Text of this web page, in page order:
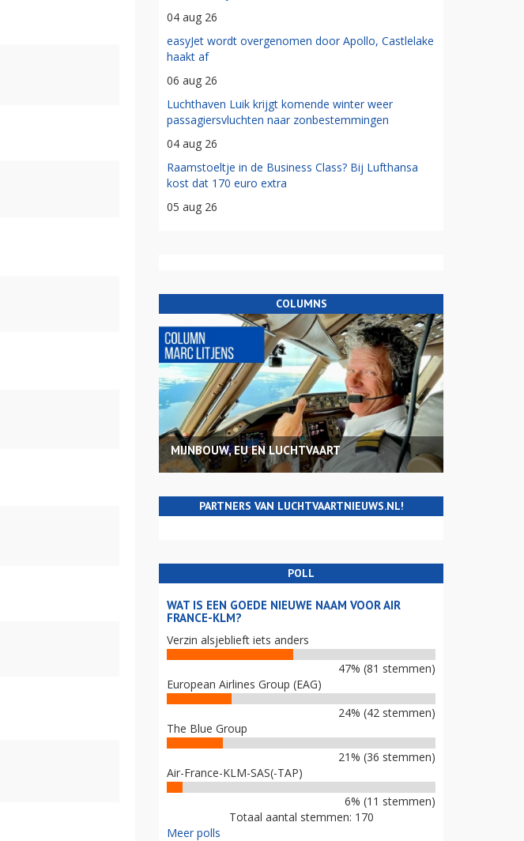
04 aug 26
easyJet wordt overgenomen door Apollo, Castlelake
haakt af
06 aug 26
Luchthaven Luik krijgt komende winter weer
passagiersvluchten naar zonbestemmingen
04 aug 26
Raamstoeltje in de Business Class? Bij Lufthansa
kost dat 170 euro extra
05 aug 26
COLUMNS
MIJNBOUW, EU EN LUCHTVAART
PARTNERS VAN LUCHTVAARTNIEUWS.NL!
POLL
WAT IS EEN GOEDE NIEUWE NAAM VOOR AIR
FRANCE-KLM?
Verzin alsjeblieft iets anders
47% (81 stemmen)
European Airlines Group (EAG)
24% (42 stemmen)
The Blue Group
21% (36 stemmen)
Air-France-KLM-SAS(-TAP)
6% (11 stemmen)
Totaal aantal stemmen: 170
Meer polls